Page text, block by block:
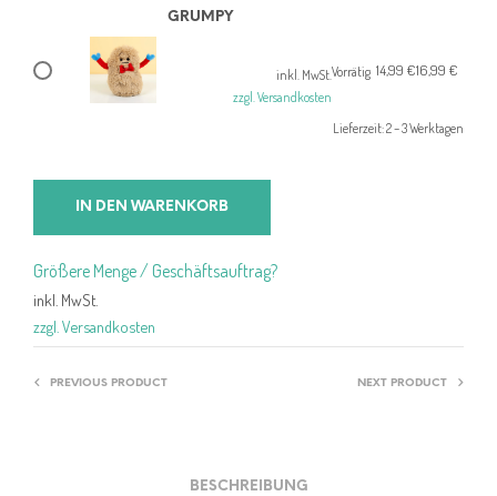
GRUMPY
16,99 €
Ursprünglicher
16,99 €
14,99 €
Aktueller
14,99 €.
Vorrätig
inkl. MwSt.
zzgl. Versandkosten
Lieferzeit:2 – 3 Werktagen
IN DEN WARENKORB
Größere Menge / Geschäftsauftrag?
inkl. MwSt.
zzgl. Versandkosten
PREVIOUS PRODUCT NEXT PRODUCT
BESCHREIBUNG